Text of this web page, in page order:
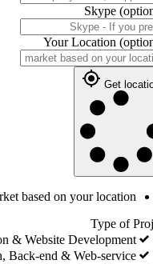
Skype
Your Location
Get
based on your location
Type of
& Website Development
Back-end & Web-service